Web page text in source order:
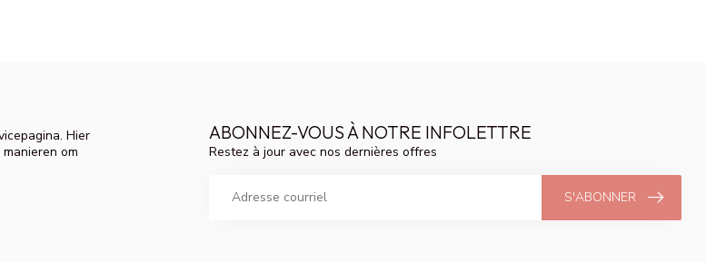
Hier
om
ABONNEZ-VOUS À NOTRE INFOLETTRE
Restez à jour avec nos dernières offres
S'ABONNER